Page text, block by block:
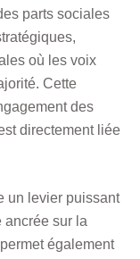
parts sociales
où les voix
Cette
des
directement liée
un levier puissant
ancrée sur la
également